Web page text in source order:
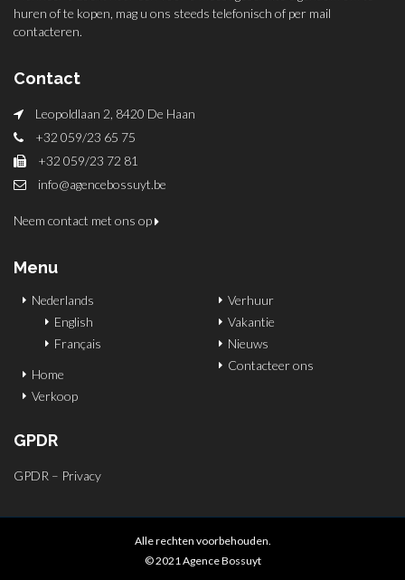
huren of te kopen, mag u ons steeds telefonisch of per mail
contacteren.
Contact
Leopoldlaan 2, 8420 De Haan
+32 059/23 65 75
+32 059/23 72 81
info@agencebossuyt.be
Neem contact met ons op
Menu
Nederlands
English
Français
Home
Verkoop
Verhuur
Vakantie
Nieuws
Contacteer ons
GPDR
GPDR – Privacy
Alle rechten voorbehouden.
© 2021 Agence Bossuyt